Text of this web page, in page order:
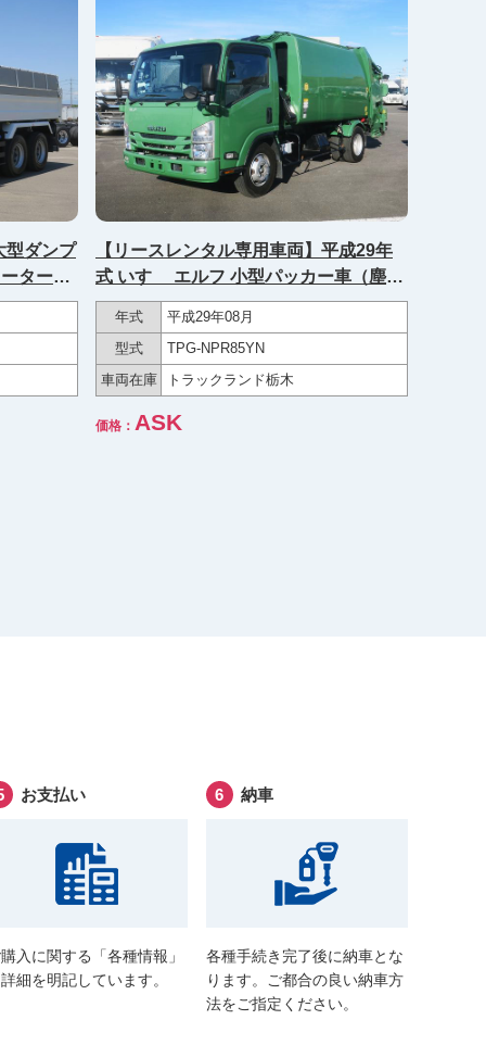
型ダンプ
ター実
！★
【リースレンタル専用車両】平成29年
式 いすゞ エルフ 小型パッカー車（塵芥
車）極東製 プレス式 容量8.3ｍ3 150馬
力 ★メーター実走行約17万km★
年式
平成29年08月
型式
TPG-NPR85YN
車両在庫
トラックランド栃木
価格： ASK
お支払い
入に関する「各種情報」
細を明記しています。
納車
各種手続き完了後に納車とな
ります。ご都合の良い納車方
法をご指定ください。